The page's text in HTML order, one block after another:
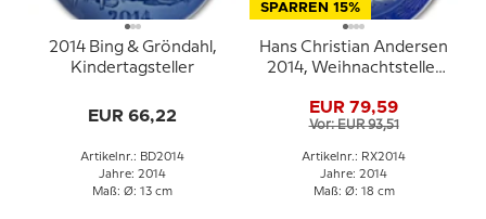
2014 Bing & Gröndahl,
Kindertagsteller
EUR 66,22
Artikelnr.: BD2014
Jahre: 2014
Maß: Ø: 13 cm
SPARREN 15%
Hans Christian Andersen
2014, Weihnachtsteller
EUR 79,59
Vor: EUR 93,51
Artikelnr.: RX2014
Jahre: 2014
Maß: Ø: 18 cm